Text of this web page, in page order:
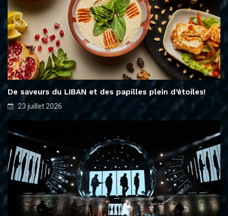
De saveurs du LIBAN et des papilles plein d’étoiles!
23 juillet 2026